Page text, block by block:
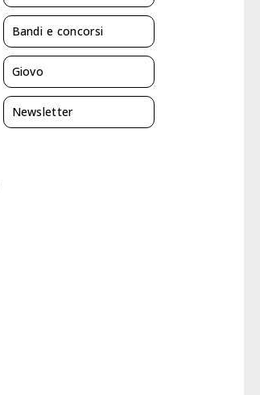
Bandi e concorsi
Giovo
Newsletter